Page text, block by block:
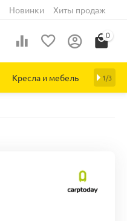
Новинки Хиты продаж
0
Кресла и мебель 1/3